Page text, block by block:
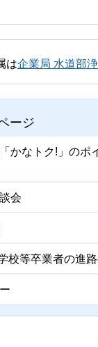
は企業局 水道部
ージ
かなトク!」のポ
会
校等卒業者の進